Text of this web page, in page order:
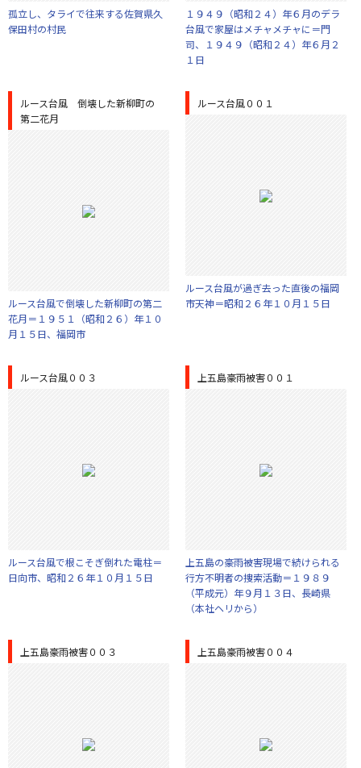
孤立し、タライで往来する佐賀県久
保田村の村民
１９４９（昭和２４）年６月のデラ
台風で家屋はメチャメチャに＝門
司、１９４９（昭和２４）年６月２
１日
ルース台風 倒壊した新柳町の
第二花月
ルース台風で倒壊した新柳町の第二
花月＝１９５１（昭和２６）年１０
月１５日、福岡市
ルース台風００１
ルース台風が過ぎ去った直後の福岡
市天神＝昭和２６年１０月１５日
ルース台風００３
ルース台風で根こそぎ倒れた電柱＝
日向市、昭和２６年１０月１５日
上五島豪雨被害００１
上五島の豪雨被害現場で続けられる
行方不明者の捜索活動＝１９８９
（平成元）年９月１３日、長崎県
（本社ヘリから）
上五島豪雨被害００３ 上五島豪雨被害００４